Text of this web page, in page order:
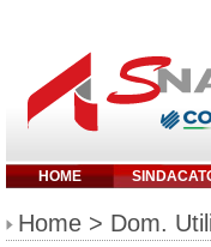
HOME
Home > Dom.